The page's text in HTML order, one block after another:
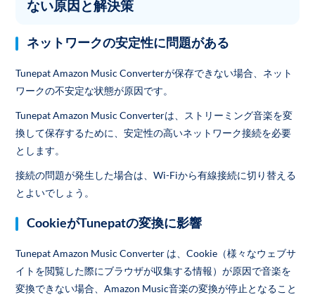
ない原因と解決策
ネットワークの安定性に問題がある
Tunepat Amazon Music Converterが保存できない場合、ネット
ワークの不安定な状態が原因です。
Tunepat Amazon Music Converterは、ストリーミング音楽を変
換して保存するために、安定性の高いネットワーク接続を必要
とします。
接続の問題が発生した場合は、Wi-Fiから有線接続に切り替える
とよいでしょう。
CookieがTunepatの変換に影響
Tunepat Amazon Music Converter は、Cookie（様々なウェブサ
イトを閲覧した際にブラウザが収集する情報）が原因で音楽を
変換できない場合、Amazon Music音楽の変換が停止となること